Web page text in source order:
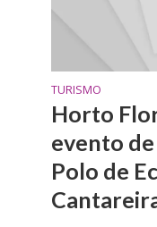
TURISMO
Horto
evento
Polo de